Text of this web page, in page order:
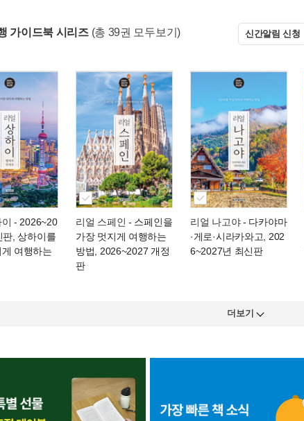
가이드북 시리즈 (총 39권 모두보기) 신간알림 신청
- 2026~20
판, 상하이를
여행하는
리얼 스페인 - 스페인을
가장 멋지게 여행하는
방법, 2026~2027 개정
판
리얼 나고야- 다카야마
·게로·시라카와고, 202
6~2027년 최신판
더보기